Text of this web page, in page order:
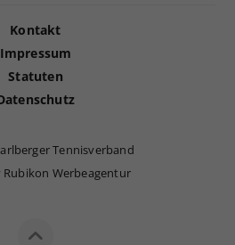
Kontakt
Impressum
Statuten
Tennisverband
Rubikon Werbeagentur